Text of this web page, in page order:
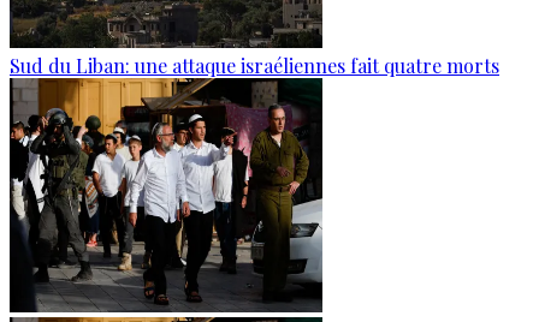
Sud du Liban: une attaque israéliennes fait quatre morts